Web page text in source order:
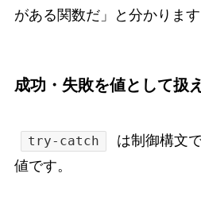
がある関数だ」と分かります
成功・失敗を値として扱
try-catch は制御構文
値です。